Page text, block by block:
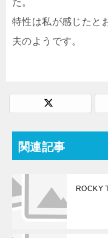
特性は私が感じたと
夫のようです。
関連記事
ROCKY